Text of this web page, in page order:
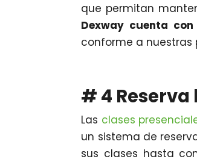
que permitan
Dexway cuenta
conforme a nuestras
# 4
Las clases
un sistema de
sus clases hasta